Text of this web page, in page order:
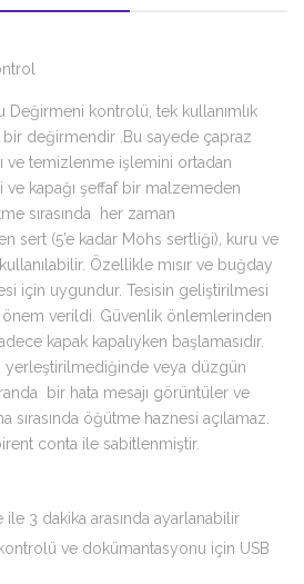
Değirmeni kontrolü, tek kullanımlık
değirmendir .Bu sayede çapraz
ve temizlenme işlemini ortadan
ve kapağı şeffaf bir malzemeden
sırasında her zaman
sert (5’e kadar Mohs sertliği), kuru ve
Özellikle mısır ve buğday
için uygundur. Tesisin geliştirilmesi
önem verildi. Güvenlik önlemlerinden
kapak kapalıyken başlamasıdır.
yerleştirilmediğinde veya düzgün
bir hata mesajı görüntüler ve
sırasında öğütme haznesi açılamaz.
conta ile sabitlenmiştir.
ile 3 dakika arasında ayarlanabilir
ve dokümantasyonu için USB